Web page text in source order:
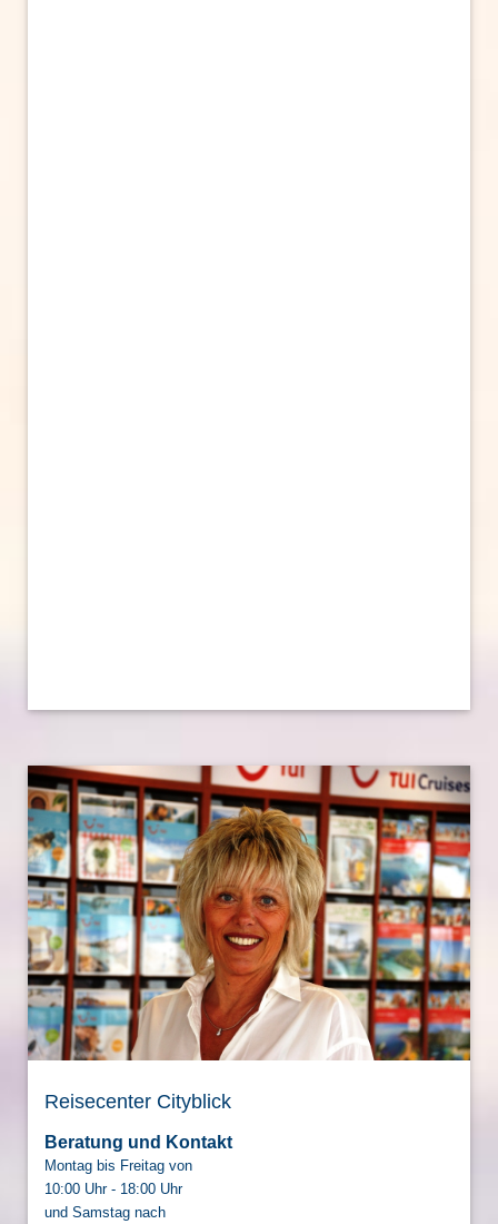
Reisecenter Cityblick
Beratung und Kontakt
Montag bis Freitag von
10:00 Uhr - 18:00 Uhr
und Samstag nach